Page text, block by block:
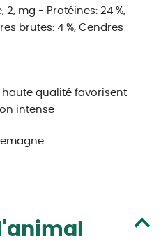
mg - Protéines: 24 %,
brutes: 4 %, Cendres
haute qualité favorisent
intense